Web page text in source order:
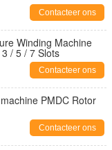
Contacteer ons
Winding Machine
/ 5 / 7 Slots
Contacteer ons
PMDC Rotor
Contacteer ons